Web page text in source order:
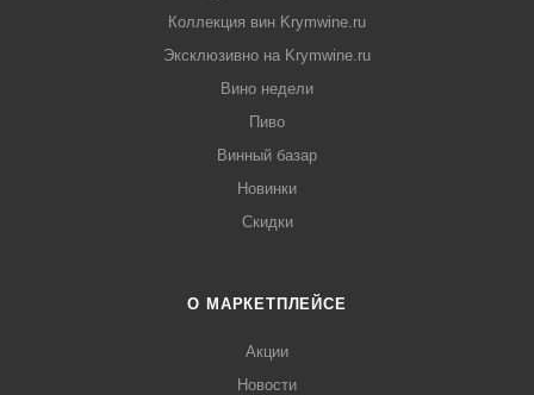
Коллекция вин Krymwine.ru
Эксклюзивно на Krymwine.ru
Вино недели
Пиво
Винный базар
Новинки
Скидки
О МАРКЕТПЛЕЙСЕ
Акции
Новости